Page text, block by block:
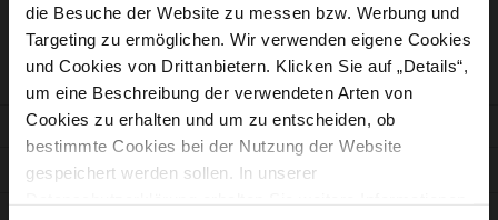
die Besuche der Website zu messen bzw. Werbung und
Targeting zu ermöglichen. Wir verwenden eigene Cookies
und Cookies von Drittanbietern. Klicken Sie auf „Details“,
um eine Beschreibung der verwendeten Arten von
Cookies zu erhalten und um zu entscheiden, ob
bestimmte Cookies bei der Nutzung der Website
gespeichert werden sollen. In unserer
CUSTOMER SERVICE
CONTACT